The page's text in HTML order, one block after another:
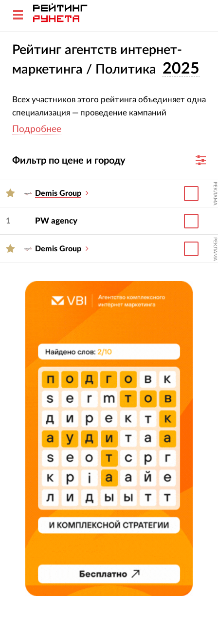
Рейтинг агентств интернет-
маркетинга / Политика 2025
Всех участников этого рейтинга объединяет одна
специализация — проведение кампаний
контекстной рекламы и поисковое продвижение
Это интерактивный инструмент — прямо из
формировать из них списки с учетом таких
определенного типа и ценовая ниша. Для этого
«Цены» в горизонтальном меню.
Подробнее
Фильтр по цене и городу
Demis Group РЕКЛАМА
1 PW agency
Demis Group РЕКЛАМА